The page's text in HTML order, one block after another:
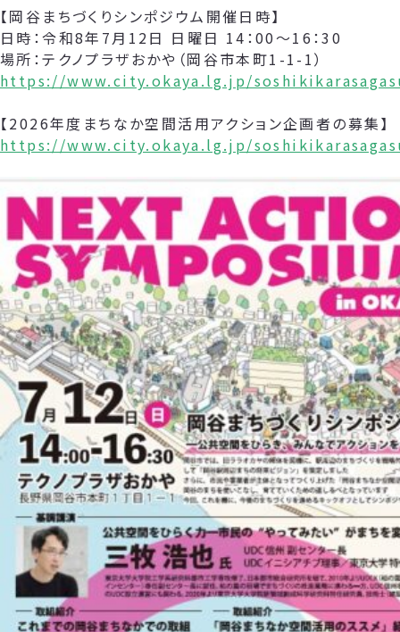
【岡谷まちづくりシンポジウム開催日時】
日時：令和8年7月12日 日曜日 14：00～16：30
場所：テクノプラザおかや（岡谷市本町1-1-1）
https://www.city.okaya.lg.jp/
【2026年度まちなか空間活用アクション企画者の募集】
https://www.city.okaya.lg.jp/